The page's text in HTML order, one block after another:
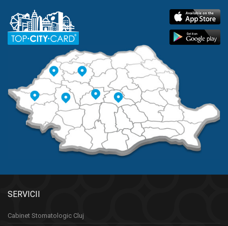
SERVICII
Cabinet Stomatologic Cluj